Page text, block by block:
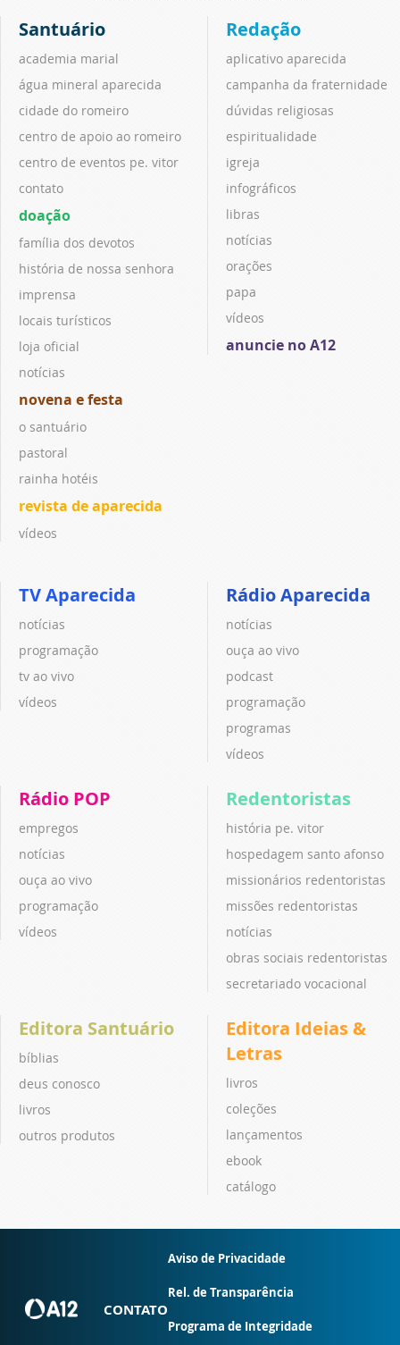
Santuário
academia marial
água mineral aparecida
cidade do romeiro
centro de apoio ao romeiro
centro de eventos pe. vitor
contato
doação
família dos devotos
história de nossa senhora
imprensa
locais turísticos
loja oficial
notícias
novena e festa
o santuário
pastoral
rainha hotéis
revista de aparecida
vídeos
Redação
aplicativo aparecida
campanha da fraternidade
dúvidas religiosas
espiritualidade
igreja
infográficos
libras
notícias
orações
papa
vídeos
anuncie no A12
TV Aparecida
notícias
programação
tv ao vivo
vídeos
Rádio Aparecida
notícias
ouça ao vivo
podcast
programação
programas
vídeos
Rádio POP
empregos
notícias
ouça ao vivo
programação
vídeos
Redentoristas
história pe. vitor
hospedagem santo afonso
missionários redentoristas
missões redentoristas
notícias
obras sociais redentoristas
secretariado vocacional
Editora Santuário
bíblias
deus conosco
livros
outros produtos
Editora Ideias &
Letras
livros
coleções
lançamentos
ebook
catálogo
CONTATO
Aviso de Privacidade
Rel. de Transparência
Programa de Integridade